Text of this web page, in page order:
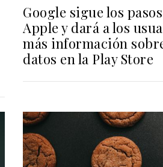
Google sigue los
Apple y dará a los
más información
datos en la Play Store